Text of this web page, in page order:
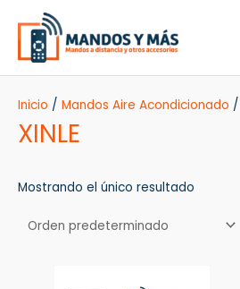
contenido
Inicio / Mandos Aire Acondicionado /
XINLE
Mostrando el único resultado